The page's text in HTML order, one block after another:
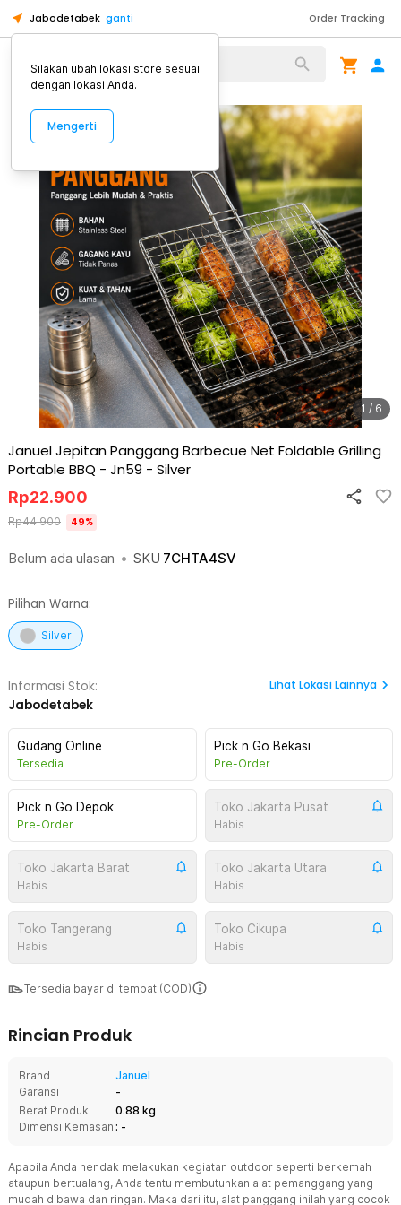
Jabodetabek ganti Order Tracking
Alat Kopi
1 / 6
Januel Jepitan Panggang Barbecue Net Foldable Grilling
Portable BBQ - Jn59 - Silver
Belum ada ulasan • SKU 7CHTA4SV
Rp22.900
Rp44.900 49%
Pilihan Warna:
Silver
Informasi Stok:
Jabodetabek
Lihat Lokasi Lainnya
Gudang Online
Tersedia
Pick n Go Bekasi
Pre-Order
Pick n Go Depok
Pre-Order
Toko Jakarta Pusat
Habis
Toko Jakarta Barat
Habis
Toko Jakarta Utara
Habis
Toko Tangerang
Habis
Toko Cikupa
Habis
Tersedia bayar di tempat (COD)
Rincian Produk
Brand
Januel
Garansi
-
Berat Produk
0.88 kg
Dimensi Kemasan : -
Apabila Anda hendak melakukan kegiatan outdoor seperti berkemah
ataupun bertualang, Anda tentu membutuhkan alat pemanggang yang
mudah dibawa dan ringan. Maka dari itu, alat panggang inilah yang cocok
Silakan ubah lokasi store sesuai
dengan lokasi Anda.
Mengerti